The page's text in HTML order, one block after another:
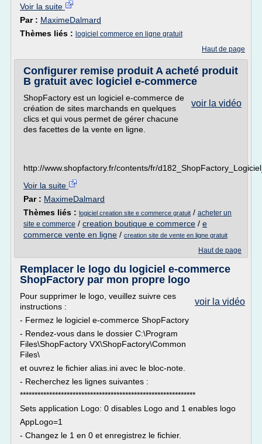
Voir la suite
Par : MaximeDalmard
Thèmes liés : logiciel commerce en ligne gratuit
Haut de page
Configurer remise produit A acheté produit
B gratuit avec logiciel e-commerce
voir la vidéo
ShopFactory est un logiciel e-commerce de
création de sites marchands en quelques
clics et qui vous permet de gérer chacune
des facettes de la vente en ligne.
http://www.shopfactory.fr/contents/fr/
Voir la suite
Par : MaximeDalmard
Thèmes liés : logiciel creation site e commerce gratuit / acheter un
site e commerce / creation boutique e commerce / e
commerce vente en ligne / creation site de vente en ligne gratuit
Haut de page
Remplacer le logo du logiciel e-commerce
ShopFactory par mon propre logo
voir la vidéo
Pour supprimer le logo, veuillez suivre ces
instructions :
- Fermez le logiciel e-commerce ShopFactory
- Rendez-vous dans le dossier C:\Program
Files\ShopFactory VX\ShopFactory\Common
Files\
et ouvrez le fichier alias.ini avec le bloc-note.
- Recherchez les lignes suivantes :
************************************************************
Sets application Logo: 0 disables Logo and 1 enables logo
AppLogo=1
- Changez le 1 en 0 et enregistrez le fichier.